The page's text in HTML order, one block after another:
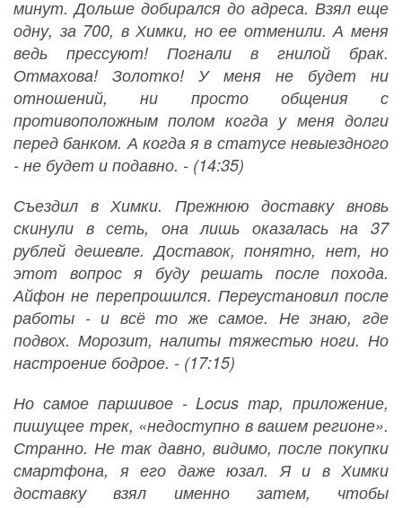
минут. Дольше добирался до адреса. Взял еще
одну, за 700, в Химки, но ее отменили. А меня
ведь прессуют! Погнали в гнилой брак.
Отмахова! Золотко! У меня не будет ни
отношений, ни просто общения с
противоположным полом когда у меня долги
перед банком. А когда я в статусе невыездного
- не будет и подавно. - (14:35)
Съездил в Химки. Прежнюю доставку вновь
скинули в сеть, она лишь оказалась на 37
рублей дешевле. Доставок, понятно, нет, но
этот вопрос я буду решать после похода.
Айфон не перепрошился. Переустановил после
работы - и всё то же самое. Не знаю, где
подвох. Морозит, налиты тяжестью ноги. Но
настроение бодрое. - (17:15)
Но самое паршивое - Locus map, приложение,
пишущее трек, «недоступно в вашем регионе».
Странно. Не так давно, видимо, после покупки
смартфона, я его даже юзал. Я и в Химки
доставку взял именно затем, чтобы